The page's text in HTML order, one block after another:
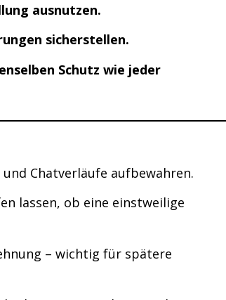
ausnutzen.
sicherstellen.
Schutz wie jeder
und Chatverläufe aufbewahren.
lassen, ob eine einstweilige
– wichtig für spätere